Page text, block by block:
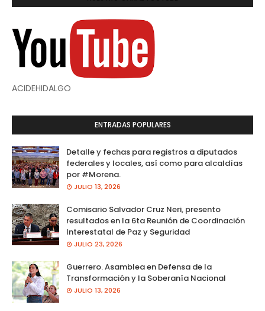
ACIDEHIDALGO
ENTRADAS POPULARES
Detalle y fechas para registros a diputados
federales y locales, así como para alcaldías
por #Morena.
JULIO 13, 2026
Comisario Salvador Cruz Neri, presento
resultados en la 6ta Reunión de Coordinación
Interestatal de Paz y Seguridad
JULIO 23, 2026
Guerrero. Asamblea en Defensa de la
Transformación y la Soberanía Nacional
JULIO 13, 2026